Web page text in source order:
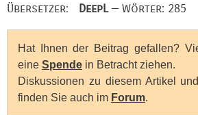
Übersetzer: DeepL— Wörter: 285
Hat Ihnen der Beitrag gefallen?
eine Spende in Betracht ziehen.
Diskussionen zu diesem Artikel
finden Sie auch im Forum.